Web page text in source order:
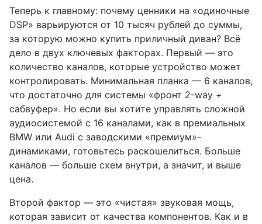
Теперь к главному: почему ценники на «одиночные
DSP» варьируются от 10 тысяч рублей до суммы,
за которую можно купить приличный диван? Всё
дело в двух ключевых факторах. Первый — это
количество каналов, которые устройство может
контролировать. Минимальная планка — 6 каналов,
что достаточно для системы «фронт 2-way +
сабвуфер». Но если вы хотите управлять сложной
аудиосистемой с 16 каналами, как в премиальных
BMW или Audi с заводскими «премиум»-
динамиками, готовьтесь раскошелиться. Больше
каналов — больше схем внутри, а значит, и выше
цена.
Второй фактор — это «чистая» звуковая мощь,
которая зависит от качества компонентов. Как и в